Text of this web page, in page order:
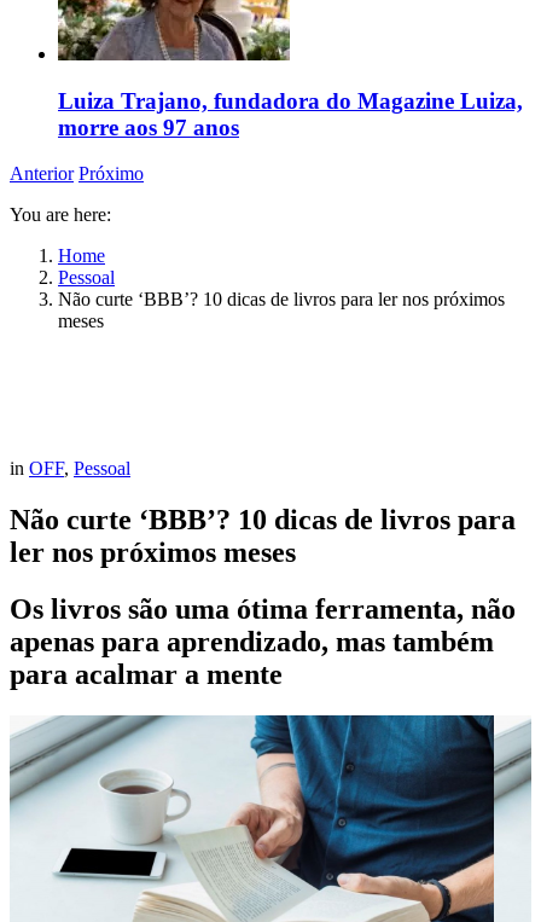
Luiza Trajano, fundadora do Magazine Luiza,
morre aos 97 anos
Anterior Próximo
You are here:
Home
Pessoal
Não curte ‘BBB’? 10 dicas de livros para ler nos próximos
meses
in OFF, Pessoal
Não curte ‘BBB’? 10 dicas de livros para
ler nos próximos meses
Os livros são uma ótima ferramenta, não
apenas para aprendizado, mas também
para acalmar a mente